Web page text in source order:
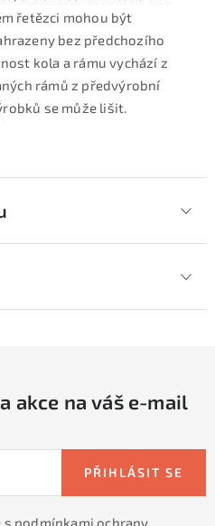
řetězci mohou být
bez předchozího
kola a rámu vychází z
rámů z předvýrobní
se může lišit.
akce na váš e-mail
s podmínkami ochrany
PŘIHLÁSIT SE